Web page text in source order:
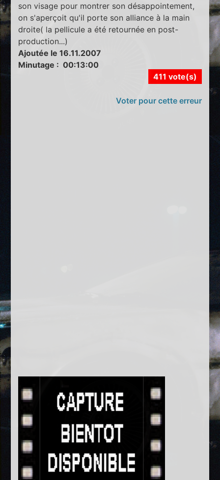
son visage pour montrer son désappointement,
on s'aperçoit qu'il porte son alliance à la main
droite( la pellicule a été retournée en post-
production...)
Ajoutée le 16.11.2007
Minutage : 00:13:00
411 vote(s)
Voter pour cette erreur